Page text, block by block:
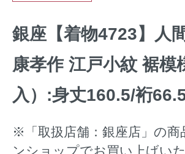
銀座【着物4723】人
康孝作 江戸小紋 裾模
入）:身丈160.5/裄
※「取扱店舗：銀座店」の商
ンショップでお買い上げい